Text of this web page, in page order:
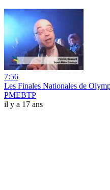
7:56
Les Finales Nationales de
PMEBTP
il y a 17 ans